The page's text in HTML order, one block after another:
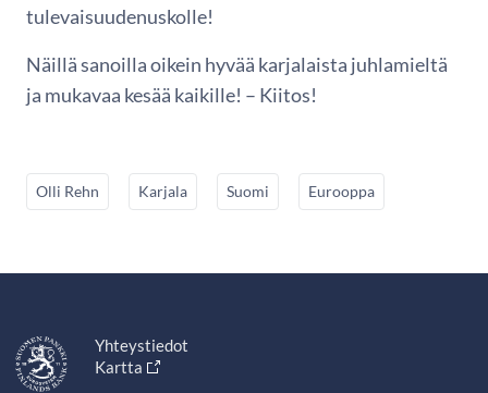
tulevaisuudenuskolle!
Näillä sanoilla oikein hyvää karjalaista juhlamieltä
ja mukavaa kesää kaikille! – Kiitos!
Olli Rehn Karjala Suomi Eurooppa
Yhteystiedot
Kartta